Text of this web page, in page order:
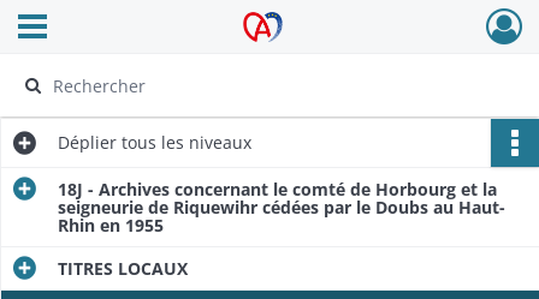
Archives Alsace - Colmar
Ouvrir le menu déroulant
Déplier tous les niveaux
18J - Archives concernant le comté de Horbourg et la
seigneurie de Riquewihr cédées par le Doubs au Haut-
Rhin en 1955
TITRES LOCAUX